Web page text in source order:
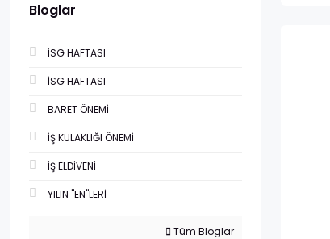
Bloglar
İSG HAFTASI
İSG HAFTASI
BARET ÖNEMİ
İŞ KULAKLIĞI ÖNEMİ
İŞ ELDİVENİ
YILIN "EN"LERİ
Tüm Bloglar